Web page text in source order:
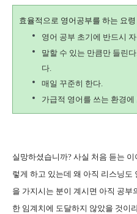
효율적으로 영어공부를 하는 요령
영어 공부 초기에 반드시
말할 수 있는 만큼만 들린다
다.
매일 꾸준히 한다.
가급적 영어를 쓰는 환경
실망하셨습니까? 사실 처음 듣는
렇게 하고 있는데 왜 아직 리스닝도
을 가지시는 분이 계시면 아직 공
한 임계치에 도달하지 않았을 것이